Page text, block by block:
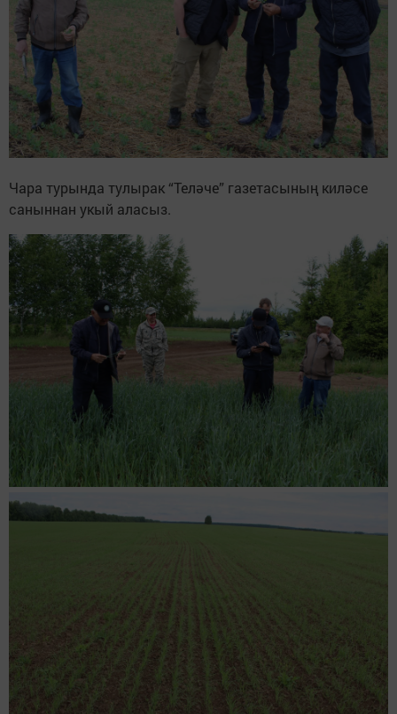
Чара турында тулырак “Теләче” газетасының киләсе
саныннан укый аласыз.